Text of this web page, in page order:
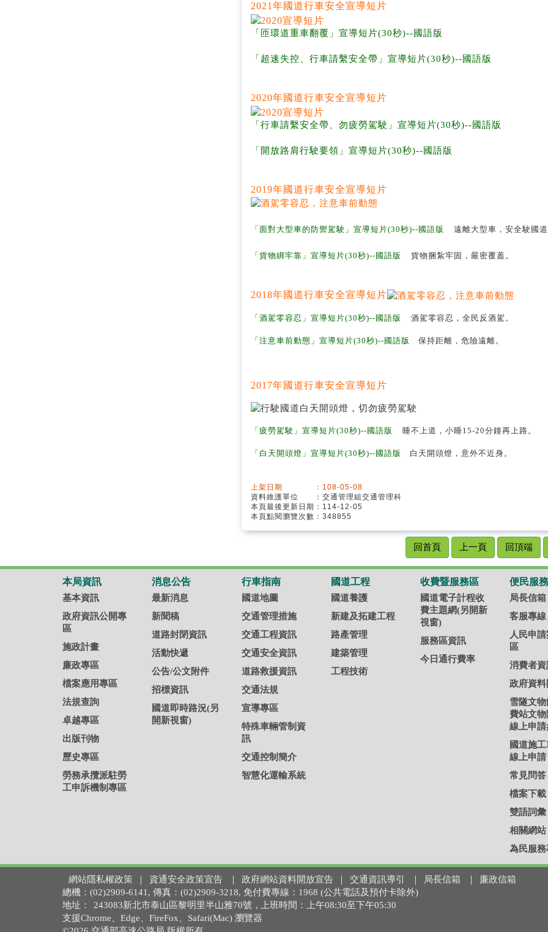
2021年國道行車安全宣導短片
「匝環道重車翻覆」宣導短片(30秒)--國語版
「超速失控、行車請繫安全帶」宣導短片(30秒)--國語版
2020年國道行車安全宣導短片
「行車請繫安全帶、勿疲勞駕駛」宣導短片(30秒)--國語版
「開放路肩行駛要領」宣導短片(30秒)--國語版
2019年國道行車安全宣導短片
「面對大型車的防禦駕駛」宣導短片(30秒)--國語版 遠離大型車 ，安全駛國
「貨物綁牢靠」宣導短片(30秒)--國語版 貨物捆紮牢固 ，嚴密覆蓋。
2018年國道行車安全宣導短片
「酒駕零容忍」宣導短片(30秒)--國語版 酒駕零容忍 ，全民反酒駕。
「注意車前動態 」宣導短片(30秒)--國語版 保持距離，危險遠離。
2017年國道行車安全宣導短片
「疲勞駕駛」宣導短片(30秒)--國語版 睡不上道，小睡15-20分鐘再上路。
「白天開頭燈」宣導短片(30秒)--國語版 白天開頭燈，意外不近身。
上架日期 ：108-05-08
資料維護單位 ：交通管理組交通管理科
本頁最後更新日期：114-12-05
本頁點閱瀏覽次數：348855
回首頁 上一頁 回頂端
本局資訊
基本資訊
政府資訊公開專
區
施政計畫
廉政專區
檔案應用專區
法規查詢
卓越專區
出版刊物
歷史專區
勞務承攬派駐勞
工申訴機制專區
消息公告
最新消息
新聞稿
道路封閉資訊
活動快遞
公告/公文附件
招標資訊
國道即時路況(另
開新視窗)
行車指南
國道地圖
交通管理措施
交通工程資訊
交通安全資訊
道路救援資訊
交通法規
宣導專區
特殊車輛管制資
訊
交通控制簡介
智慧化運輸系統
國道工程
國道養護
新建及拓建工程
路產管理
建築管理
工程技術
收費暨服務區
國道電子計程收
費主題網(另開新
視窗)
服務區資訊
今日通行費率
便民服
局長信箱
客服專線
人民申
區
消費者資
政府資
雪隧文
費站文
線上申
國道施
線上申請
常見問答
檔案下載
雙語詞彙
相關網站
為民服
網站隱私權政策 資通安全政策宣告 政府網站資料開放宣告 交通資訊導引 局長信箱
廉政信箱
總機：(02)2909-6141, 傳真：(02)2909-3218, 免付費專線：1968 (公共電話及預付卡除外)
地址：
243083新北市泰山區黎明里半山雅70號 , 上班時間：上午08:30至下午05:30
支援Chrome、Edge、FireFox、Safari(Mac) 瀏覽器